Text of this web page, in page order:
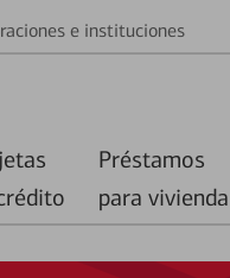
e instituciones
Préstamos
para vivienda